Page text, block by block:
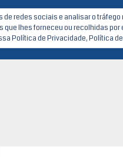
CONTACTOS
redes sociais e analisar o
lhes forneceu ou recolhidas
Política de Privacidade, Política